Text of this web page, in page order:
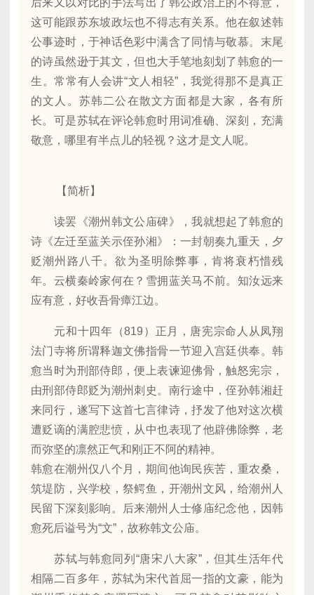
后来又以对比的手法写出了韩公政治上的不得意，
这可能跟苏东坡政坛也不得志有关系。他在叙述韩
公事迹时，于神话色彩中满含了同情与敬慕。末尾
的诗虽然逊于其文，但也大手笔地刻划了韩愈的一
生。常常有人会讲“文人相轻”，我觉得那不是真正
的文人。苏韩二公在散文方面都是大家，各有所
长。可是苏轼在评论韩愈时用词准确、深刻，充满
敬意，哪里有半点儿的轻视？这才是文人呢。
【简析】
读罢《潮州韩文公庙碑》，我就想起了韩愈的
诗《左迁至蓝关示侄孙湘》：一封朝奏九重天，夕
贬潮州路八千。欲为圣明除弊事，肯将衰朽惜残
年。云横秦岭家何在？雪拥蓝关马不前。知汝远来
应有意，好收吾骨瘴江边。
元和十四年（819）正月，唐宪宗命人从凤翔
法门寺将所谓释迦文佛指骨一节迎入宫廷供奉。韩
愈当时为刑部侍郎，便上表谏迎佛骨，触怒宪宗，
由刑部侍郎贬为潮州刺史。南行途中，侄孙韩湘赶
来同行，遂写下这首七言律诗，抒发了他对这次横
遭贬谪的满腔悲愤，从中也表现了他辟佛除弊，老
而弥坚的凛然正气和刚正不阿的精神。
韩愈在潮州仅八个月，期间他询民疾苦，重农桑，
筑堤防，兴学校，祭鳄鱼，开潮州文风，给潮州人
民留下深刻影响。后来潮州人士修庙纪念他，因韩
愈死后谥号为“文”，故称韩文公庙。
苏轼与韩愈同列“唐宋八大家”，但其生活年代
相隔二百多年，苏轼为宋代首屈一指的文豪，能为